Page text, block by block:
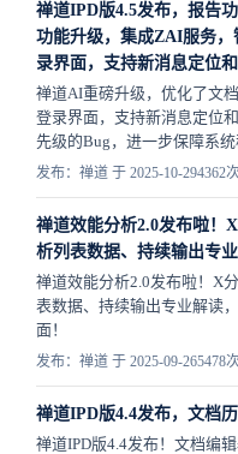
禅道IPD版4.5发布，报告
功能升级，集成ZAI服务
录界面，支持新消息定位
禅道AI重磅升级，优化了文
登录界面，支持新消息定位
先级的Bug，进一步保障系统
发布：禅道 于 2025-10-294362
禅道效能分析2.0发布啦！
析列表数据、持续输出专业
禅道效能分析2.0发布啦！X
表数据、持续输出专业解读
面！
发布：禅道 于 2025-09-265478
禅道IPD版4.4发布，文档
禅道IPD版4.4发布！文档编